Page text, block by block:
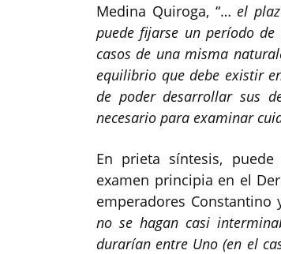
Medina Quiroga, “…el
puede fijarse un período
casos de una misma
equilibrio que debe existir
de poder desarrollar sus
necesario para examinar
En prieta síntesis,
examen principia en el
emperadores Constantino
no se hagan casi
durarían entre Uno (en el